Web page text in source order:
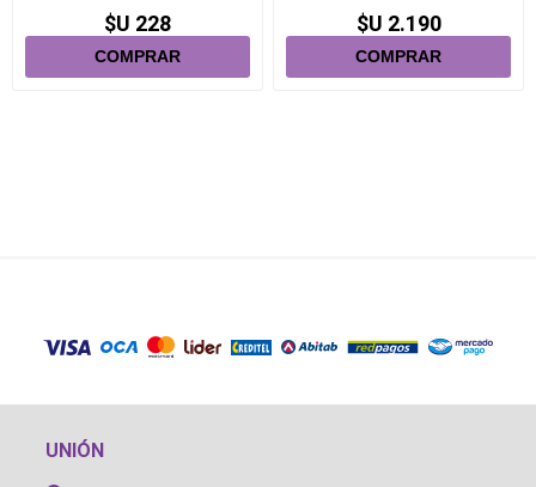
$U 228 $U 2.190
UNIÓN